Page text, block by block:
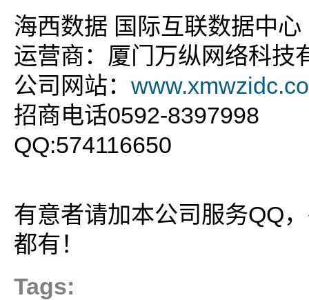
海西数据 国际互联数据中心
运营商：厦门万纵网络科技
公司网站：
招商电话0592-8397998
QQ:574116650
有意者请加本公司服务QQ
都有！
Tags: